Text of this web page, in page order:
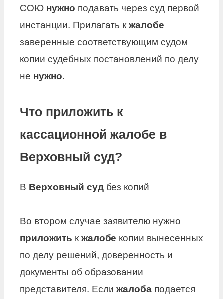
СОЮ нужно подавать через суд первой
инстанции. Прилагать к жалобе
заверенные соответствующим судом
копии судебных постановлений по делу
не нужно.
Что приложить к
кассационной жалобе в
Верховный суд?
В Верховный суд без копий
Во втором случае заявителю нужно
приложить к жалобе копии вынесенных
по делу решений, доверенность и
документы об образовании
представителя. Если жалоба подается